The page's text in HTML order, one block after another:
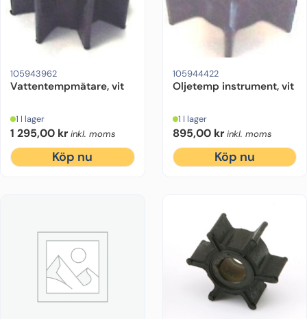
105943962
Vattentempmätare, vit
1 I lager
1 295,00 kr inkl. moms
Köp nu
105944422
Oljetemp instrument, vit
1 I lager
895,00 kr inkl. moms
Köp nu